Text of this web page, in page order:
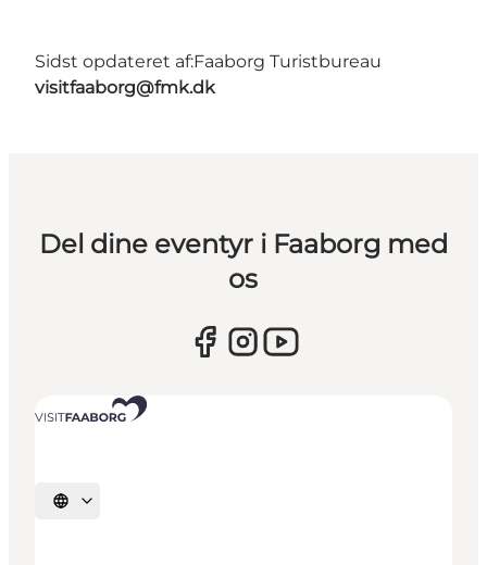
Sidst opdateret af:Faaborg Turistbureau
visitfaaborg@fmk.dk
Del dine eventyr i Faaborg med
os
Vælg sprog